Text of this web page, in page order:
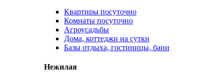
Квартиры посуточно
Комнаты посуточно
Агроусадьбы
Дома, коттеджи на сутки
Базы отдыха, гостиницы, бани
Нежилая